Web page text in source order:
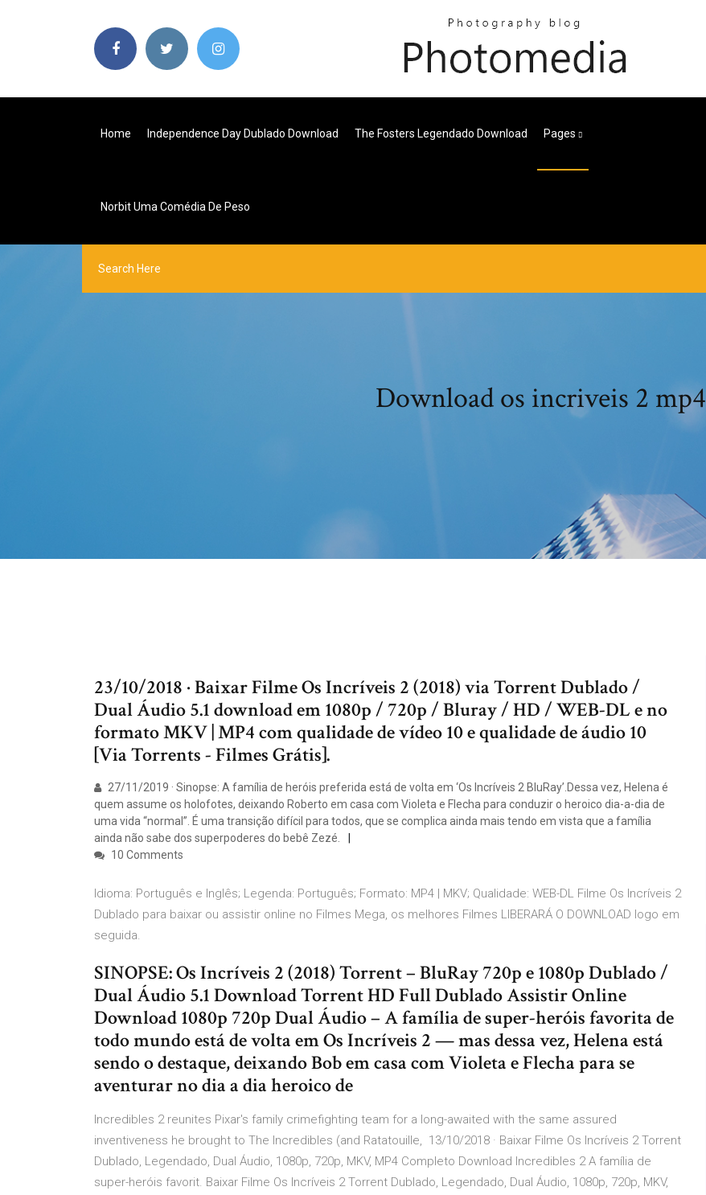
Home Independence Day Dublado Download The Fosters Legendado Download Pages
Norbit Uma Comédia De Peso
Download os incriveis 2 mp4
23/10/2018 · Baixar Filme Os Incríveis 2 (2018) via Torrent Dublado /
Dual Áudio 5.1 download em 1080p / 720p / Bluray / HD / WEB-DL e no
formato MKV | MP4 com qualidade de vídeo 10 e qualidade de áudio 10
[Via Torrents - Filmes Grátis].
27/11/2019 · Sinopse: A família de heróis preferida está de volta em ‘Os Incríveis 2 BluRay’.Dessa vez, Helena é
quem assume os holofotes, deixando Roberto em casa com Violeta e Flecha para conduzir o heroico dia-a-dia de
uma vida “normal”. É uma transição difícil para todos, que se complica ainda mais tendo em vista que a família
ainda não sabe dos superpoderes do bebê Zezé.
10 Comments
Idioma: Português e Inglês; Legenda: Português; Formato: MP4 | MKV; Qualidade: WEB-DL Filme Os Incríveis 2
Dublado para baixar ou assistir online no Filmes Mega, os melhores Filmes LIBERARÁ O DOWNLOAD logo em
seguida.
SINOPSE: Os Incríveis 2 (2018) Torrent – BluRay 720p e 1080p Dublado /
Dual Áudio 5.1 Download Torrent HD Full Dublado Assistir Online
Download 1080p 720p Dual Áudio – A família de super-heróis favorita de
todo mundo está de volta em Os Incríveis 2 — mas dessa vez, Helena está
sendo o destaque, deixando Bob em casa com Violeta e Flecha para se
aventurar no dia a dia heroico de
Incredibles 2 reunites Pixar's family crimefighting team for a long-awaited with the same assured
inventiveness he brought to The Incredibles (and Ratatouille, 13/10/2018 · Baixar Filme Os Incríveis 2 Torrent
Dublado, Legendado, Dual Áudio, 1080p, 720p, MKV, MP4 Completo Download Incredibles 2 A família de
super-heróis favorit. Baixar Filme Os Incríveis 2 Torrent Dublado, Legendado, Dual Áudio, 1080p, 720p, MKV,